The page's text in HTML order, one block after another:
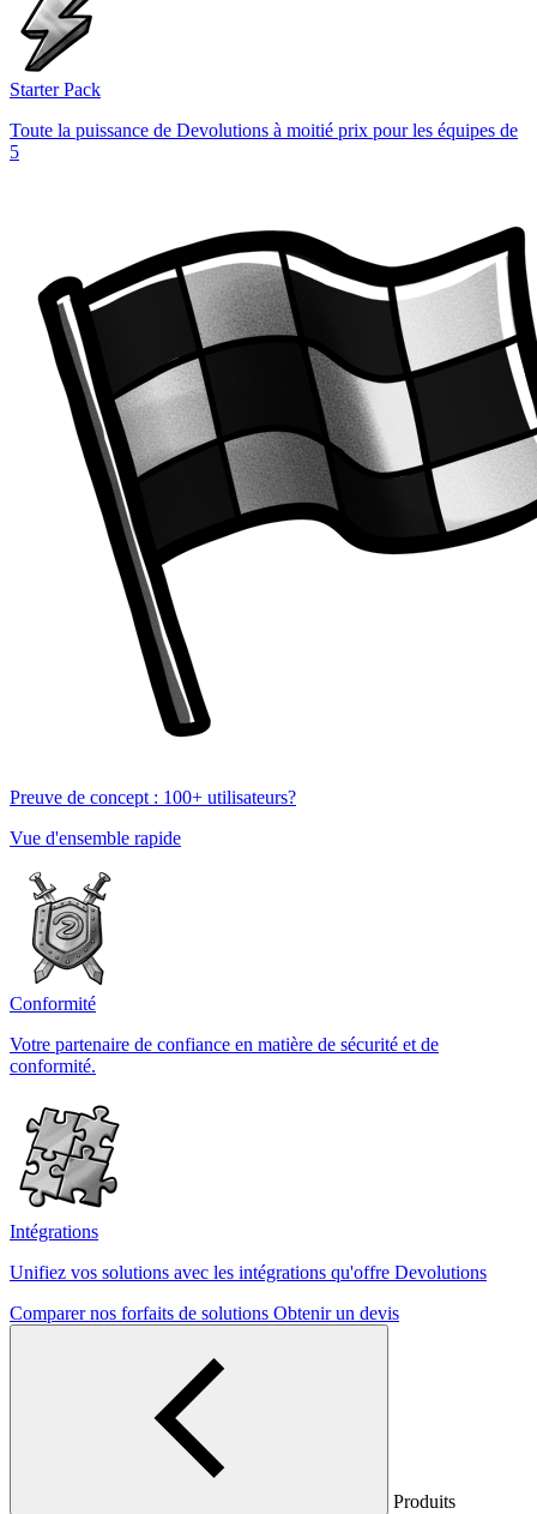
Starter Pack
Toute la puissance de Devolutions à moitié prix pour les équipes de
5
Preuve de concept : 100+ utilisateurs?
Vue d'ensemble rapide
Conformité
Votre partenaire de confiance en matière de sécurité et de
conformité.
Intégrations
Unifiez vos solutions avec les intégrations qu'offre Devolutions
Comparer nos forfaits de solutions Obtenir un devis
Produits